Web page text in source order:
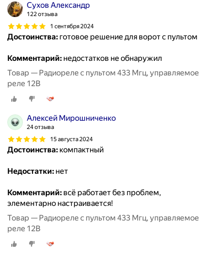
Сухов Александр
122 отзыва
1 сентября 2024
Достоинства: готовое решение для ворот с пультом
Комментарий: недостатков не обнаружил
Товар — Радиореле с пультом 433 Мгц, управляемое
реле 12В
Алексей Мирошниченко
24 отзыва
15 августа 2024
Достоинства: компактный
Недостатки: нет
Комментарий: всё работает без проблем,
элементарно настраивается!
Товар — Радиореле с пультом 433 Мгц, управляемое
реле 12В